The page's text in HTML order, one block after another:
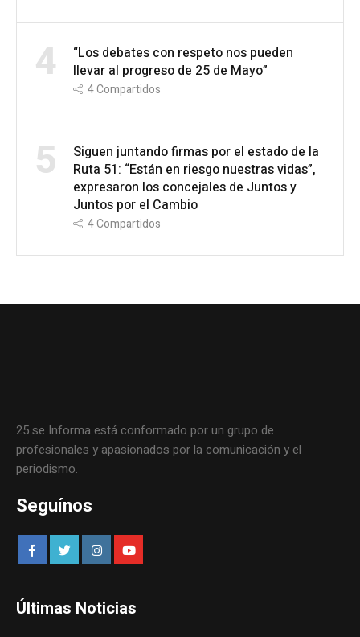
4
“Los debates con respeto nos pueden
llevar al progreso de 25 de Mayo”
4Compartidos
5
Siguen juntando firmas por el estado de la
Ruta 51: “Están en riesgo nuestras vidas”,
expresaron los concejales de Juntos y
Juntos por el Cambio
4Compartidos
25 se Informa está conformado por un grupo de
profesionales y apasionados por la comunicación y el
periodismo.
Seguínos
Últimas Noticias